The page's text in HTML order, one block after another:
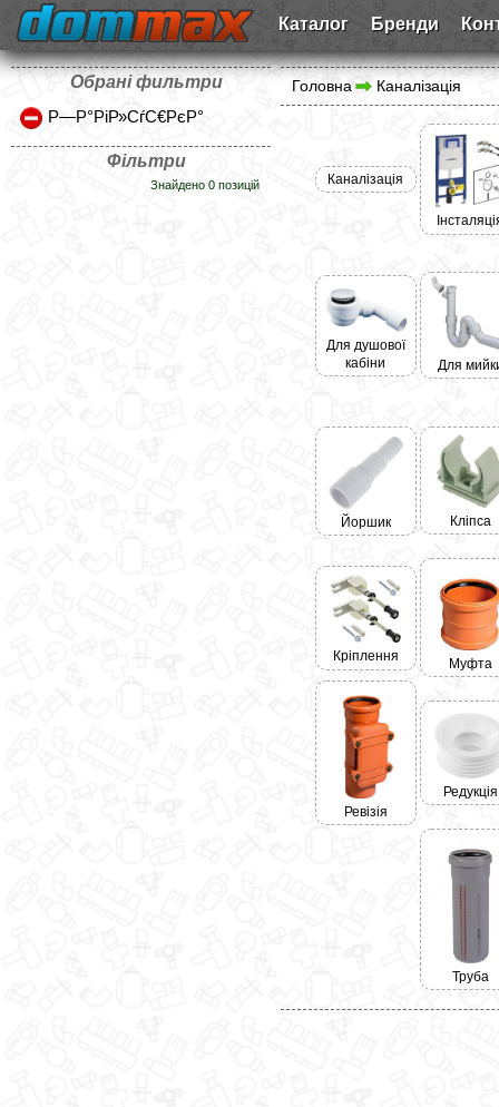
Каталог Бренди
Обрані фильтри
Р—Р°РіР»СѓС€РєР°
Фільтри
Знайдено 0 позицій
Головна Каналізація
Каналізація
Для душової
кабіни
Для
Йоршик Кліпса
Кріплення Муфта
Ревізія
Редукція
Труба